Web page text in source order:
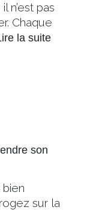
n’est pas
Chaque
la suite
son
sur la